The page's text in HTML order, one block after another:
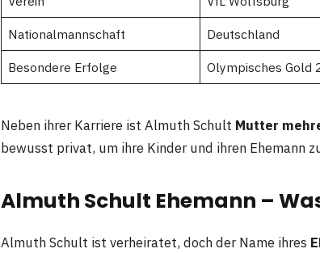
Nationalmannschaft Deutschland
Besondere Erfolge Olympisches Gold
Neben ihrer Karriere ist Almuth Schult Mutter
bewusst privat, um ihre Kinder und ihren Ehemann
Almuth Schult Ehemann –
Almuth Schult ist verheiratet, doch der Name ihres